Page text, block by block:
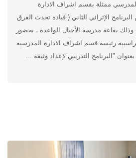
ممثلة بقسم اشراف الادارة
الإثرائي الثاني ( قيادة تحدث الفرق
بقاعة مدرسة الأجيال الواعدة ، بحضور
رئيسة قسم اشراف الادارة المدرسية
"البرنامج التدريبي لإعداد وثيقة ...